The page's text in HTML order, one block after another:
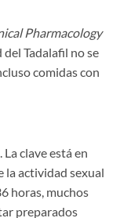
Pharmacology
Tadalafil no se
comidas con
clave está en
la actividad sexual
horas, muchos
preparados